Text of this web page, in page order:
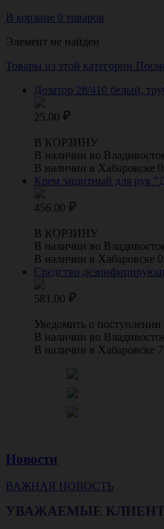
В корзине 0 товаров
Элемент не найден
Товары из этой категории
Дозатор 28/410 белый,
25.00
В КОРЗИНУ
В наличии во
В наличии в Хабаровске
Крем защитный для рук
456.00
В КОРЗИНУ
В наличии во
В наличии в Хабаровске
Средство
581.00
Уведомить о поступлении
В наличии во
В наличии в Хабаровске
Новости
ВАЖНАЯ НОВОСТЬ
УВАЖАЕМЫЕ